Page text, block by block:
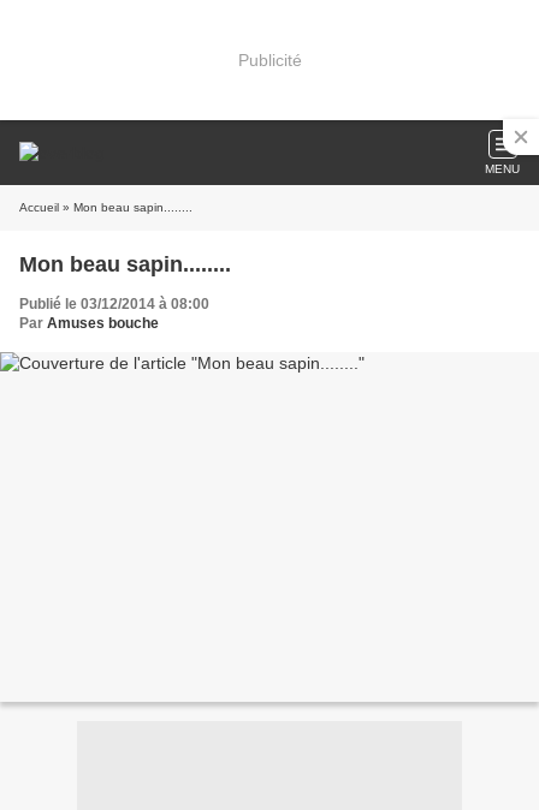
Publicité
MENU
Accueil » Mon beau sapin........
Mon beau sapin........
Publié le 03/12/2014 à 08:00
Par Amuses bouche